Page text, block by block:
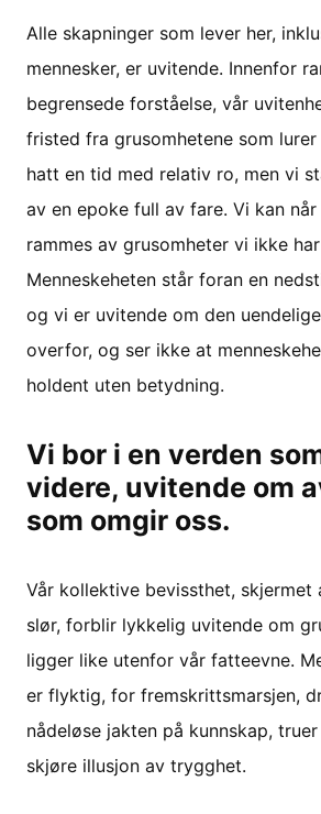
Alle skapninger som lever her,
mennesker, er uvitende. Innenfor
begrensede forståelse, vår
fristed fra grusomhetene som
hatt en tid med relativ ro, men vi
av en epoke full av fare. Vi kan
rammes av grusomheter vi ikke
Menneskeheten står foran en
og vi er uvitende om den
overfor, og ser ikke at
holdent uten betydning.
Vi bor i en verden
videre, uvitende om
som omgir oss.
Vår kollektive bevissthet, skjermet
slør, forblir lykkelig uvitende om
ligger like utenfor vår fatteevne.
er flyktig, for fremskrittsmarsjen,
nådeløse jakten på kunnskap,
skjøre illusjon av trygghet.